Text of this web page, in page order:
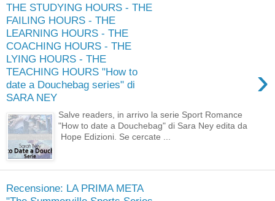
THE STUDYING HOURS - THE
FAILING HOURS - THE
LEARNING HOURS - THE
COACHING HOURS - THE
LYING HOURS - THE
TEACHING HOURS "How to
date a Douchebag series" di
SARA NEY
›
Salve readers, in arrivo la serie Sport Romance
"How to date a Douchebag" di Sara Ney edita da
Hope Edizioni. Se cercate ...
Recensione: LA PRIMA META